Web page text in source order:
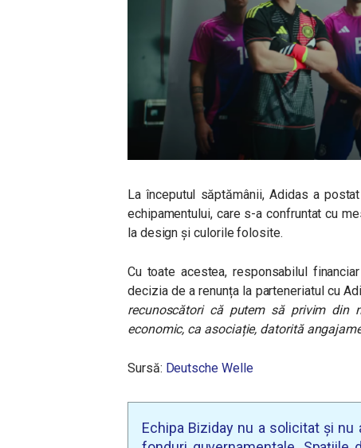
La începutul săptămânii, Adidas a
echipamentului, care s-a confruntat cu
la design și culorile folosite.
Cu toate acestea, responsabilul
decizia de a renunța la parteneriatul cu
recunoscători că putem să privim din
economic, ca asociație, datorită
Sursă: Deutsche Welle
Echipa Biziday nu a solicitat și